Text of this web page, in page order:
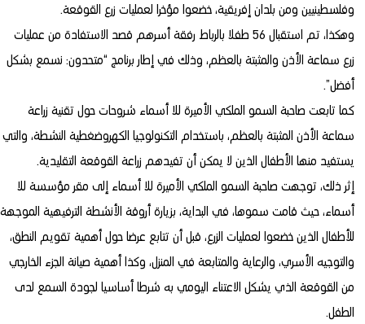
وفلسطينيين ومن بلدان إفريقية، خضعوا مؤخرا لعمليات زرع القوقعة.
وهكذا، تم استقبال 56 طفلا بالرباط رفقة أسرهم قصد الاستفادة من عمليات
زرع سماعة الأذن والمثبتة بالعظم، وذلك في إطار برنامج “متحدون: نسمع بشكل
أفضل”.
كما تابعت صاحبة السمو الملكي الأميرة للا أسماء شروحات حول تقنية زراعة
سماعة الأذن المثبتة بالعظم، باستخدام التكنولوجيا الكهروضغطية النشطة، والتي
يستفيد منها الأطفال الذين لا يمكن أن تفيدهم زراعة القوقعة التقليدية.
إثر ذلك، توجهت صاحبة السمو الملكي الأميرة للا أسماء إلى مقر مؤسسة للا
أسماء، حيث قامت سموها، في البداية، بزيارة أروقة الأنشطة الترفيهية الموجهة
للأطفال الذين خضعوا لعمليات الزرع، قبل أن تتابع عرضا حول أهمية تقويم النطق،
والتوجيه الأسري، والرعاية والمتابعة في المنزل، وكذا أهمية صيانة الجزء الخارجي
من القوقعة الذي يشكل الاعتناء اليومي به شرطا أساسيا لجودة السمع لدى
الطفل.